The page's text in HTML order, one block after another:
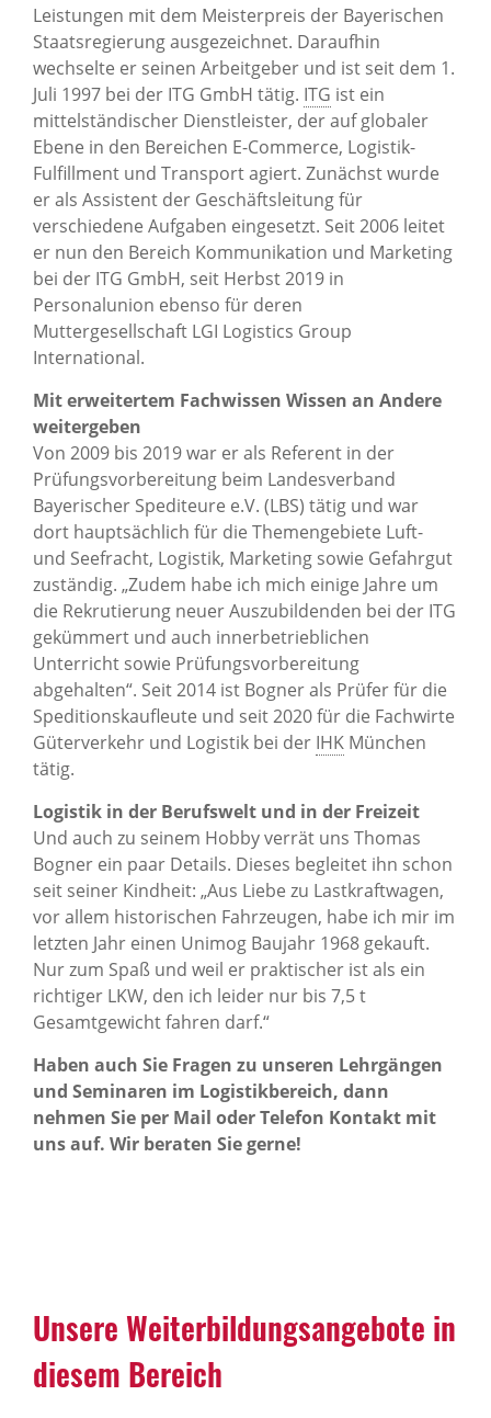
Leistungen mit dem Meisterpreis der Bayerischen
Staatsregierung ausgezeichnet. Daraufhin
wechselte er seinen Arbeitgeber und ist seit dem 1.
Juli 1997 bei der ITG GmbH tätig. ITG ist ein
mittelständischer Dienstleister, der auf globaler
Ebene in den Bereichen E-Commerce, Logistik-
Fulfillment und Transport agiert. Zunächst wurde
er als Assistent der Geschäftsleitung für
verschiedene Aufgaben eingesetzt. Seit 2006 leitet
er nun den Bereich Kommunikation und Marketing
bei der ITG GmbH, seit Herbst 2019 in
Personalunion ebenso für deren
Muttergesellschaft LGI Logistics Group
International.
Mit erweitertem Fachwissen Wissen an Andere
weitergeben
Von 2009 bis 2019 war er als Referent in der
Prüfungsvorbereitung beim Landesverband
Bayerischer Spediteure e.V. (LBS) tätig und war
dort hauptsächlich für die Themengebiete Luft-
und Seefracht, Logistik, Marketing sowie Gefahrgut
zuständig. „Zudem habe ich mich einige Jahre um
die Rekrutierung neuer Auszubildenden bei der ITG
gekümmert und auch innerbetrieblichen
Unterricht sowie Prüfungsvorbereitung
abgehalten“. Seit 2014 ist Bogner als Prüfer für die
Speditionskaufleute und seit 2020 für die Fachwirte
Güterverkehr und Logistik bei der IHK München
tätig.
Logistik in der Berufswelt und in der Freizeit
Und auch zu seinem Hobby verrät uns Thomas
Bogner ein paar Details. Dieses begleitet ihn schon
seit seiner Kindheit: „Aus Liebe zu Lastkraftwagen,
vor allem historischen Fahrzeugen, habe ich mir im
letzten Jahr einen Unimog Baujahr 1968 gekauft.
Nur zum Spaß und weil er praktischer ist als ein
richtiger LKW, den ich leider nur bis 7,5 t
Gesamtgewicht fahren darf.“
Haben auch Sie Fragen zu unseren Lehrgängen
und Seminaren im Logistikbereich, dann
nehmen Sie per Mail oder Telefon Kontakt mit
uns auf. Wir beraten Sie gerne!
Unsere Weiterbildungsangebote in
diesem Bereich